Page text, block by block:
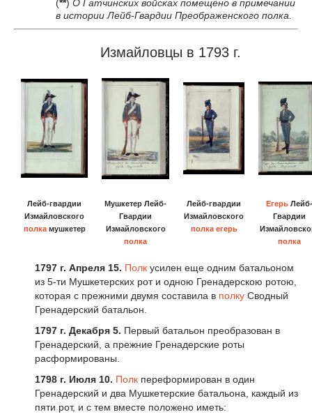
(**) О Гатчинских войсках помещено в примечании
в истории Лейб-Гвардии Преображенского полка.
Измайловцы в 1793 г.
Лейб-гвардии
Измайловского
полкамушкетер
Мушкетер Лейб-
Гвардии
Измайловского
полка
Лейб-гвардии
Измайловского
полка егерь
Егерь Лейб-
Гвардии
полка
1797 г. Апреля 15. Полк усилен еще одним батальоном
из 5-ти Мушкетерских рот и одною Гренадерскою ротою,
которая с прежними двумя составила в полку Сводный
Гренадерский батальон.
1797 г. Декабря 5. Первый батальон преобразован в
Гренадерский, а прежние Гренадерские роты
расформированы.
1798 г. Июля 10. Полк переформирован в один
Гренадерский и два Мушкетерские батальона, каждый из
пяти рот, и с тем вместе положено иметь: